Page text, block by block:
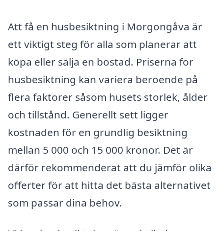
Att få en husbesiktning i Morgongåva är
ett viktigt steg för alla som planerar att
köpa eller sälja en bostad. Priserna för
husbesiktning kan variera beroende på
flera faktorer såsom husets storlek, ålder
och tillstånd. Generellt sett ligger
kostnaden för en grundlig besiktning
mellan 5 000 och 15 000 kronor. Det är
därför rekommenderat att du jämför olika
offerter för att hitta det bästa alternativet
som passar dina behov.